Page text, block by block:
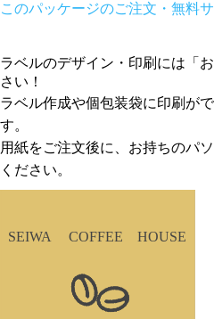
このパッケージのご注文・無料
ラベルのデザイン・印刷には「
さい！
ラベル作成や個包装袋に印刷が
す。
用紙をご注文後に、お持ちのパ
ください。